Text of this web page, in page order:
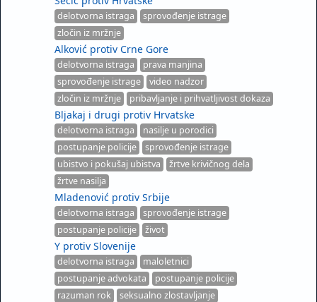
delotvorna istraga
sprovođenje istrage
zločin iz mržnje
Alković protiv Crne Gore
delotvorna istraga
prava manjina
sprovođenje istrage
video nadzor
zločin iz mržnje
pribavljanje i prihvatljivost dokaza
Bljakaj i drugi protiv Hrvatske
delotvorna istraga
nasilje u porodici
postupanje policije
sprovođenje istrage
ubistvo i pokušaj ubistva
žrtve krivičnog dela
žrtve nasilja
Mladenović protiv Srbije
delotvorna istraga
sprovođenje istrage
postupanje policije
život
Y protiv Slovenije
delotvorna istraga
maloletnici
postupanje advokata
postupanje policije
razuman rok
seksualno zlostavljanje